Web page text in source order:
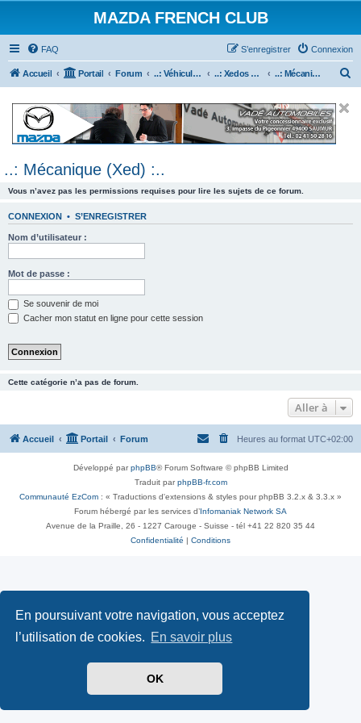
En poursuivant votre navigation, vous acceptez
l’utilisation de cookies. En savoir plus
OK
MAZDA FRENCH CLUB
FAQ Connexion
S’enregistrer
Accueil Portail Forum ..: Véhicules Mazda ancien (<2003) :.. ..: Xedos 6 & 9 :.. ..: Mécanique (Xed) :..
e
..: Mécanique (Xed) :..
Vous n’avez pas les permissions requises pour lire les sujets de ce forum.
CONNEXION • S’ENREGISTRER
Nom d’utilisateur :
Mot de passe :
Se souvenir de moi
Cacher mon statut en ligne pour cette session
Cette catégorie n’a pas de forum.
Aller à
Accueil Portail Forum Heures au format UTC+02:00
Développé parphpBB® Forum Software © phpBB Limited
Traduit parphpBB-fr.com
Communauté EzCom : « Traductions d'extensions & styles pour phpBB 3.2.x & 3.3.x »
Forum hébergé par les services d’ Infomaniak Network SA
Avenue de la Praille, 26 - 1227 Carouge - Suisse - tél +41 22 820 35 44
Confidentialité
Conditions